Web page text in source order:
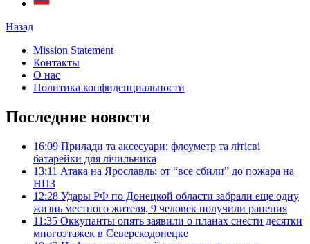
Назад
Mission Statement
Контакты
О нас
Политика конфиденциальности
Последние новости
16:09 Прилади та аксесуари: флоуметр та літієві
батарейки для лічильника
13:11 Атака на Ярославль: от “все сбили” до пожара на
НПЗ
12:28 Удары РФ по Донецкой области забрали еще одну
жизнь местного жителя, 9 человек получили ранения
11:35 Оккупанты опять заявили о планах снести десятки
многоэтажек в Северскодонецке